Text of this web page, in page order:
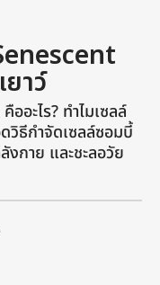
าว์
อะไร? ทำไมเซลล์
วิธีกำจัดเซลล์ซอมบี้
งกาย และชะลอวัย